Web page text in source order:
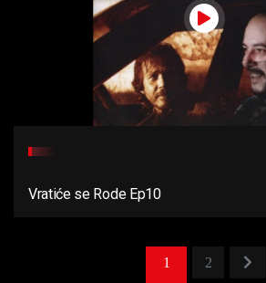
Vratiće se Rode Ep10
1 2